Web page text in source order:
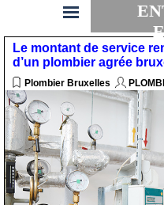
Le montant de service
d’un plombier agrée
Plombier Bruxelles